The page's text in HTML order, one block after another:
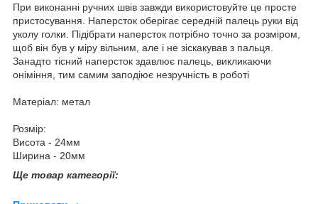
При виконанні ручних швів завжди використовуйте це просте
пристосування. Наперсток оберігає середній палець руки від
уколу голки. Підібрати наперсток потрібно точно за розміром,
щоб він був у міру вільним, але і не зіскакував з пальця.
Занадто тісний наперсток здавлює палець, викликаючи
оніміння, тим самим заподіює незручність в роботі
Матеріал: метал
Розмір:
Висота - 24мм
Ширина - 20мм
Ще товар категорії: